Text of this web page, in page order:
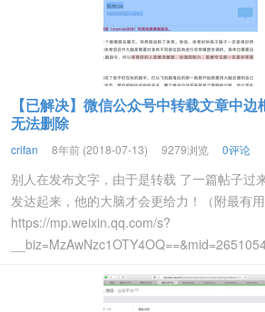
【已解决】微信公众号中转载文章中
无法删除
crifan 8年前 (2018-07-13) 9279浏览 0评论
别人在发布文字，由于是转载 了一篇帖子过
发达起来，他的大脑才会更给力！（附最有用
https://mp.weixin.qq.com/s?